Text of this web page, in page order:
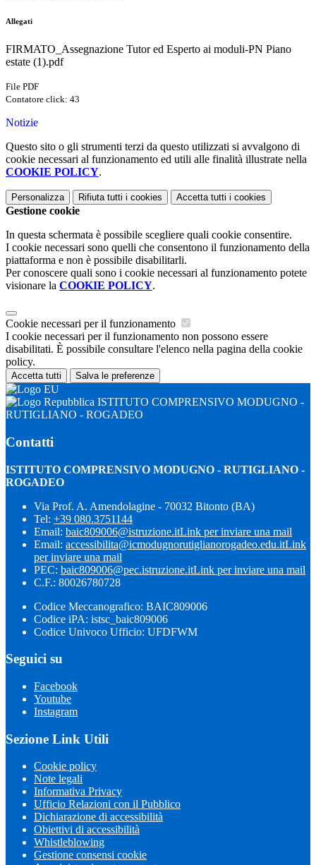
Allegati
FIRMATO_Assegnazione Tutor ed Esperto ai moduli-PN Piano
estate (1).pdf
File PDF
Contatore click: 43
Notizie
Questo sito o gli strumenti terzi da questo utilizzati si avvalgono di
cookie necessari al funzionamento ed utili alle finalità illustrate nella
COOKIE POLICY.
Personalizza Rifiuta tutti i cookies Accetta tutti i cookies
Gestione cookie
In questa schermata è possibile scegliere quali cookie consentire.
I cookie necessari sono quelli che consentono il funzionamento della
piattaforma e non è possibile disabilitarli.
Per conoscere quali sono i cookie necessari al funzionamento potete
visionare la COOKIE POLICY.
Cookie necessari per il funzionamento
I cookie necessari per il funzionamento non possono essere
disabilitati. È possibile consultare l'elenco nella pagina della cookie
policy.
Accetta tutti Salva le preferenze
ISTITUTO COMPRENSIVO MODUGNO -
RUTIGLIANO - ROGADEO
Contatti
ISTITUTO COMPRENSIVO MODUGNO - RUTIGLIANO -
ROGADEO
Via Prof. A. Amendolagine - 70032 Bitonto (BA)
Tel: +39 080.3751144
Email: baic809006@istruzione.itLink per inviare una mail
Email: accessibilita@icmodugnorutiglianorogadeo.edu.itLink
per inviare una mail
PEC: baic809006@pec.istruzione.itLink per inviare una mail
C.F.: 80026780728
Codice Meccanografico: BAIC809006
Codice iPA: istsc_baic809006
Codice Univoco Ufficio: UFDFWM
Seguici su
Facebook
Youtube
Instagram
Sezione Link Utili
Cookie policy
Note legali
Informativa Privacy
Ufficio Relazioni con il Pubblico
Dichiarazione di accessibilità
Obiettivi di accessibilità
Whistleblowing
Gestione consensi cookie